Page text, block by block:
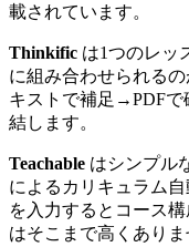
載されています。
Thinkific は1つのレッ
に組み合わせられる
キストで補足→PDFで
結します。
Teachable はシンプル
によるカリキュラム
を入力するとコース
はそこまで高くあり